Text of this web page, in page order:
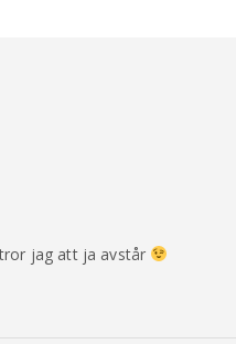
jag att ja avstår